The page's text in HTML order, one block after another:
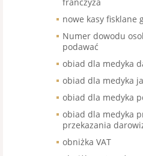
nowe kasy fisklane
Numer dowodu
podawać
obiad dla medyka
obiad dla medyka
obiad dla medyka
obiad dla medyka
przekazania
obniżka VAT